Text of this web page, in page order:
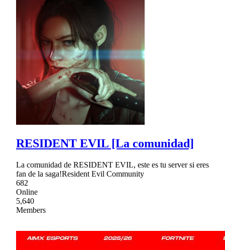
RESIDENT EVIL [La comunidad]
La comunidad de RESIDENT EVIL, este es tu server si eres
fan de la saga!Resident Evil Community
682
Online
5,640
Members